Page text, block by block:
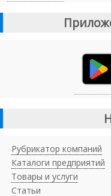
Рубрикатор компаний
Каталоги предприятий
Товары и услуги
Статьи